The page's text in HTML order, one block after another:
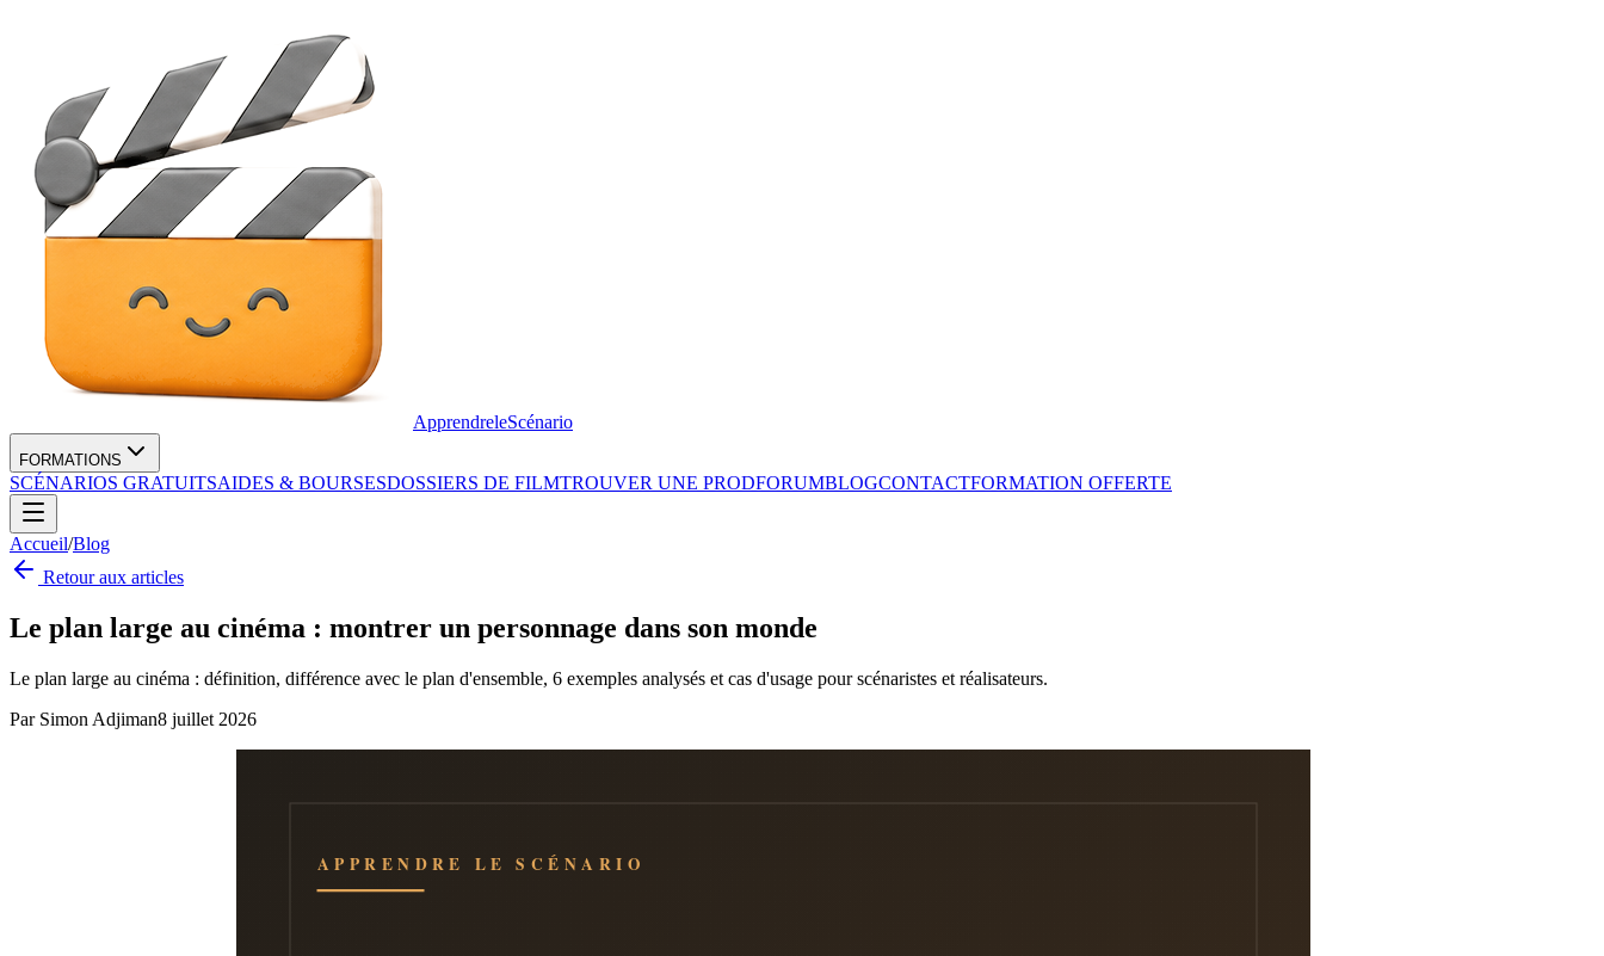
ApprendreleScénario
FORMATIONS
SCÉNARIOS GRATUITSAIDES & BOURSESDOSSIERS DE FILMTROUVER UNE PRODFORUMBLOGCONTACTFORMATION OFFERTE
Accueil/Blog
Retour aux articles
Le plan large au cinéma : montrer un personnage dans son monde
Le plan large au cinéma : définition, différence avec le plan d'ensemble, 6 exemples analysés et cas d'usage pour scénaristes et réalisateurs.
Par Simon Adjiman8 juillet 2026